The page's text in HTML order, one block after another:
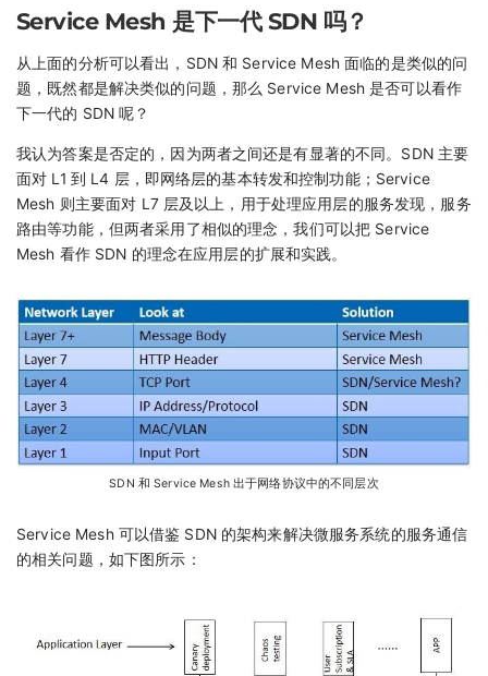
Service Mesh 是下一代 SDN 吗？
从上面的分析可以看出，SDN 和 Service Mesh 面临的是类似的问
题，既然都是解决类似的问题，那么 Service Mesh 是否可以看作
下一代的 SDN 呢？
我认为答案是否定的，因为两者之间还是有显著的不同。SDN 主要
面对 L1 到 L4 层，即网络层的基本转发和控制功能；Service
Mesh 则主要面对 L7 层及以上，用于处理应用层的服务发现，服务
路由等功能，但两者采用了相似的理念，我们可以把 Service
Mesh 看作 SDN 的理念在应用层的扩展和实践。
SDN 和 Service Mesh 出于网络协议中的不同层次
Service Mesh 可以借鉴 SDN 的架构来解决微服务系统的服务通信
的相关问题，如下图所示：